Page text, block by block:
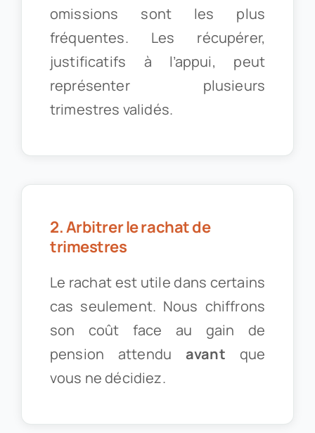
omissions sont les plus
fréquentes. Les récupérer,
justificatifs à l’appui, peut
représenter plusieurs
trimestres validés.
2. Arbitrer le rachat de
trimestres
Le rachat est utile dans certains
cas seulement. Nous chiffrons
son coût face au gain de
pension attendu avant que
vous ne décidiez.